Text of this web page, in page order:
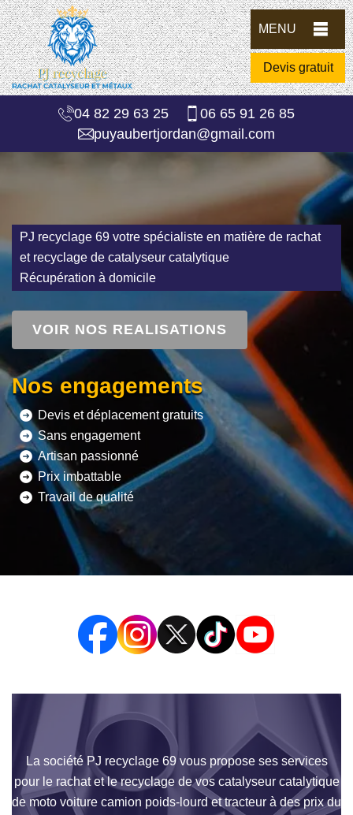
MENU
Devis gratuit
04 82 29 63 25
06 65 91 26 85
puyaubertjordan@gmail.com
PJ recyclage 69 votre spécialiste en matière de rachat
et recyclage de catalyseur catalytique
Récupération à domicile
VOIR NOS REALISATIONS
Nos engagements
Devis et déplacement gratuits
Sans engagement
Artisan passionné
Prix imbattable
Travail de qualité
La société PJ recyclage 69 vous propose ses services
pour le rachat et le recyclage de vos catalyseur catalytique
de moto voiture camion poids-lourd et tracteur à des prix du